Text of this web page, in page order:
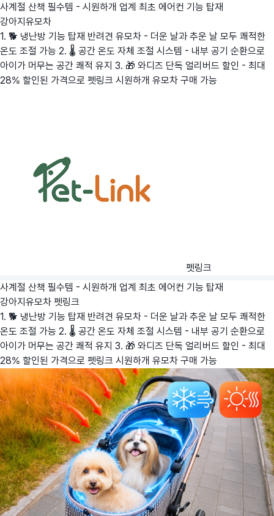
사계절 산책 필수템 - 시원하개 업계 최초 에어컨 기능 탑재
강아지유모차
1. 🐕 냉난방 기능 탑재 반려견 유모차 - 더운 날과 추운 날 모두 쾌적한
온도 조절 가능 2. 🌡️ 공간 온도 자체 조절 시스템 - 내부 공기 순환으로
아이가 머무는 공간 쾌적 유지 3. 🎁 와디즈 단독 얼리버드 할인 - 최대
28% 할인된 가격으로 펫링크 시원하개 유모차 구매 가능
펫링크
사계절 산책 필수템 - 시원하개 업계 최초 에어컨 기능 탑재
강아지유모차 펫링크
1. 🐕 냉난방 기능 탑재 반려견 유모차 - 더운 날과 추운 날 모두 쾌적한
온도 조절 가능 2. 🌡️ 공간 온도 자체 조절 시스템 - 내부 공기 순환으로
아이가 머무는 공간 쾌적 유지 3. 🎁 와디즈 단독 얼리버드 할인 - 최대
28% 할인된 가격으로 펫링크 시원하개 유모차 구매 가능